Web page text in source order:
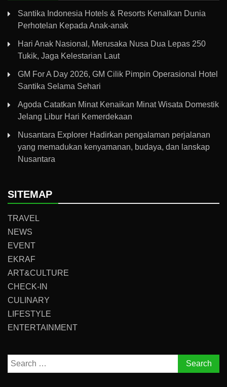
Santika Indonesia Hotels & Resorts Kenalkan Dunia
Perhotelan Kepada Anak-anak
Hari Anak Nasional, Merusaka Nusa Dua Lepas 250
Tukik, Jaga Kelestarian Laut
GM For A Day 2026, GM Cilik Pimpin Operasional Hotel
Santika Selama Sehari
Agoda Catatkan Minat Kenaikan Minat Wisata Domestik
Jelang Libur Hari Kemerdekaan
Nusantara Explorer Hadirkan pengalaman perjalanan
yang memadukan kenyamanan, budaya, dan lanskap
Nusantara
SITEMAP
TRAVEL
NEWS
EVENT
EKRAF
ART&CULTURE
CHECK-IN
CULINARY
LIFESTYLE
ENTERTAINMENT
Search
for: